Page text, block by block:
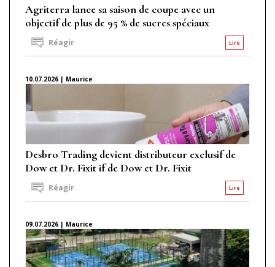
Agriterra lance sa saison de coupe avec un
objectif de plus de 95 % de sucres spéciaux
Lire
Réagir
10.07.2026 | Maurice
Desbro Trading devient distributeur exclusif de
Dow et Dr. Fixit if de Dow et Dr. Fixit
Lire
Réagir
09.07.2026 | Maurice